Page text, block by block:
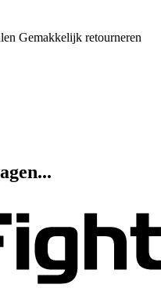
Gemakkelijk retourneren